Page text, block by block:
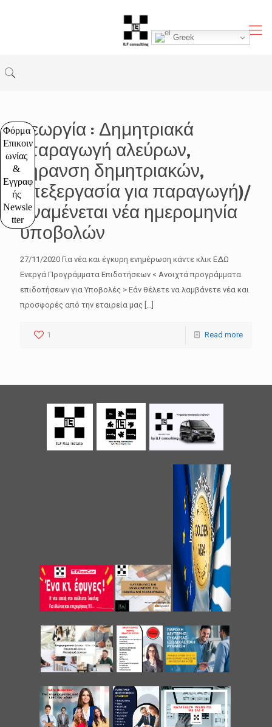
Φόρμα
Επικοιν
ωνίας
&
Εγγραφ
ής
Newsle
tter
Γεωργία : Δημητριακά
(παραγωγή αλεύρων,
ξήρανση δημητριακών,
επεξεργασία για παραγωγή)/
Αναμένεται νέα ημερομηνία
υποβολών
27/11/2020 Για νέα και έγκυρη ενημέρωση κάντε κλικ ΕΔΩ
Ενεργά Προγράμματα Επιδοτήσεων < Ανοιχτά προγράμματα
επιδοτήσεων για Υποβολές > Εάν θέλετε να λαμβάνετε νέα και
προσφορές από την εταιρεία μας […]
1 Read more
Greek